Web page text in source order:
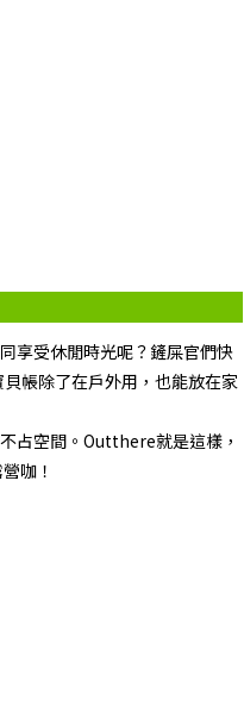
享受休閒時光呢？鏟屎官們快
帳除了在戶外用，也能放在家
占空間。Outthere就是這樣，
咖！